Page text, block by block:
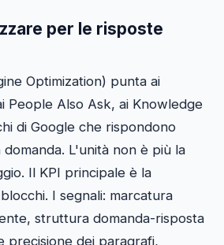
per le risposte
Optimization) punta ai
People Also Ask, ai Knowledge
di Google che rispondono
L'unità non è più la
Il KPI principale è la
I segnali: marcatura
struttura domanda-risposta
precisione dei paragrafi,